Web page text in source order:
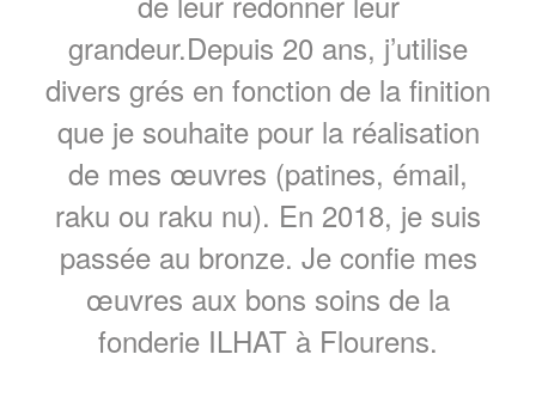
grandeur.Depuis 20 ans, j’utilise
divers grés en fonction de la finition
que je souhaite pour la réalisation
de mes œuvres (patines, émail,
raku ou raku nu). En 2018, je suis
passée au bronze. Je confie mes
œuvres aux bons soins de la
fonderie ILHAT à Flourens.